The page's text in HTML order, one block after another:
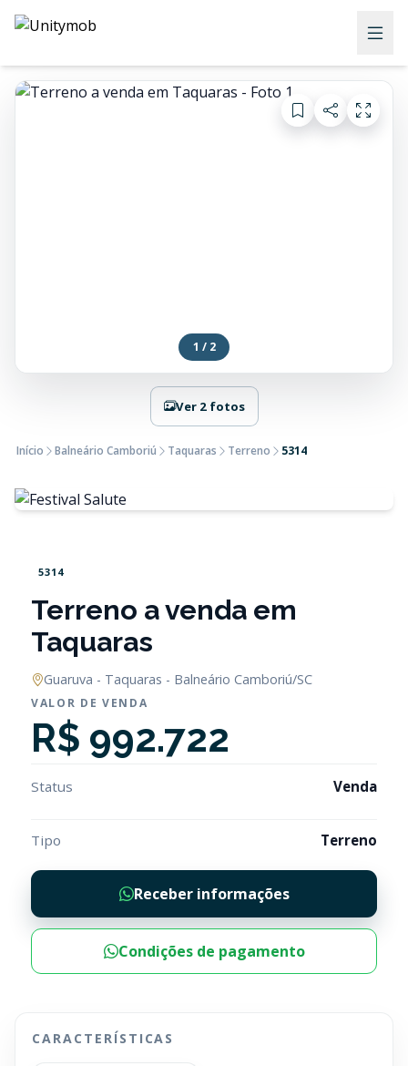
1 / 2
Ver 2 fotos
Início Balneário Camboriú Taquaras Terreno 5314
5314
Terreno a venda em
Taquaras
Guaruva - Taquaras - Balneário Camboriú/SC
VALOR DE VENDA
R$ 992.722
Status Venda
Tipo Terreno
Receber informações
Condições de pagamento
CARACTERÍSTICAS